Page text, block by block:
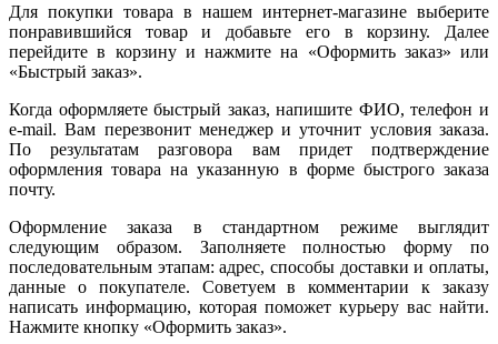
Для покупки товара в нашем интернет-магазине выберите
понравившийся товар и добавьте его в корзину. Далее
перейдите в корзину и нажмите на «Оформить заказ» или
«Быстрый заказ».
Когда оформляете быстрый заказ, напишите ФИО, телефон и
e-mail. Вам перезвонит менеджер и уточнит условия заказа.
По результатам разговора вам придет подтверждение
оформления товара на указанную в форме быстрого заказа
почту.
Оформление заказа в стандартном режиме выглядит
следующим образом. Заполняете полностью форму по
последовательным этапам: адрес, способы доставки и оплаты,
данные о покупателе. Советуем в комментарии к заказу
написать информацию, которая поможет курьеру вас найти.
Нажмите кнопку «Оформить заказ».